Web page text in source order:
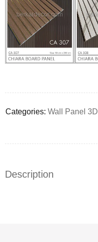
Categories: Wall Panel 3D
Description